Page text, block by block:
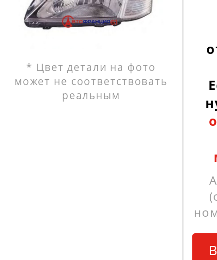
* Цвет детали на фото
может не соответствовать
реальным